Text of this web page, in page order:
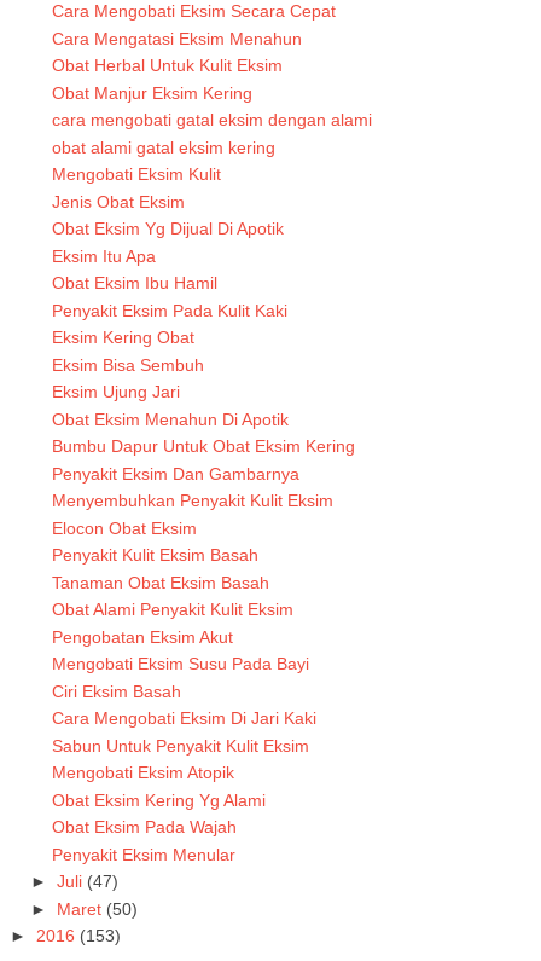
Cara Mengobati Eksim Secara Cepat
Cara Mengatasi Eksim Menahun
Obat Herbal Untuk Kulit Eksim
Obat Manjur Eksim Kering
cara mengobati gatal eksim dengan alami
obat alami gatal eksim kering
Mengobati Eksim Kulit
Jenis Obat Eksim
Obat Eksim Yg Dijual Di Apotik
Eksim Itu Apa
Obat Eksim Ibu Hamil
Penyakit Eksim Pada Kulit Kaki
Eksim Kering Obat
Eksim Bisa Sembuh
Eksim Ujung Jari
Obat Eksim Menahun Di Apotik
Bumbu Dapur Untuk Obat Eksim Kering
Penyakit Eksim Dan Gambarnya
Menyembuhkan Penyakit Kulit Eksim
Elocon Obat Eksim
Penyakit Kulit Eksim Basah
Tanaman Obat Eksim Basah
Obat Alami Penyakit Kulit Eksim
Pengobatan Eksim Akut
Mengobati Eksim Susu Pada Bayi
Ciri Eksim Basah
Cara Mengobati Eksim Di Jari Kaki
Sabun Untuk Penyakit Kulit Eksim
Mengobati Eksim Atopik
Obat Eksim Kering Yg Alami
Obat Eksim Pada Wajah
Penyakit Eksim Menular
► Juli (47)
► Maret (50)
► 2016 (153)